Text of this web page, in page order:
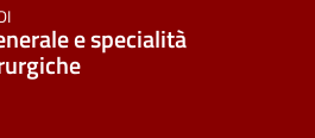
e specialità